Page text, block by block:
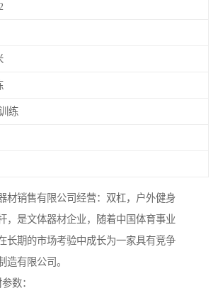
练
材销售有限公司经营：双杠，户外健身
，是文体器材企业，随着中国体育事业
长期的市场考验中成长为一家具有竞争
造有限公司。
数：